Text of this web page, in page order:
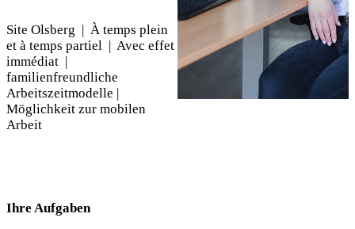
Site Olsberg | À temps plein
et à temps partiel | Avec effet
immédiat |
familienfreundliche
Arbeitszeitmodelle |
Möglichkeit zur mobilen
Arbeit
Ihre Aufgaben